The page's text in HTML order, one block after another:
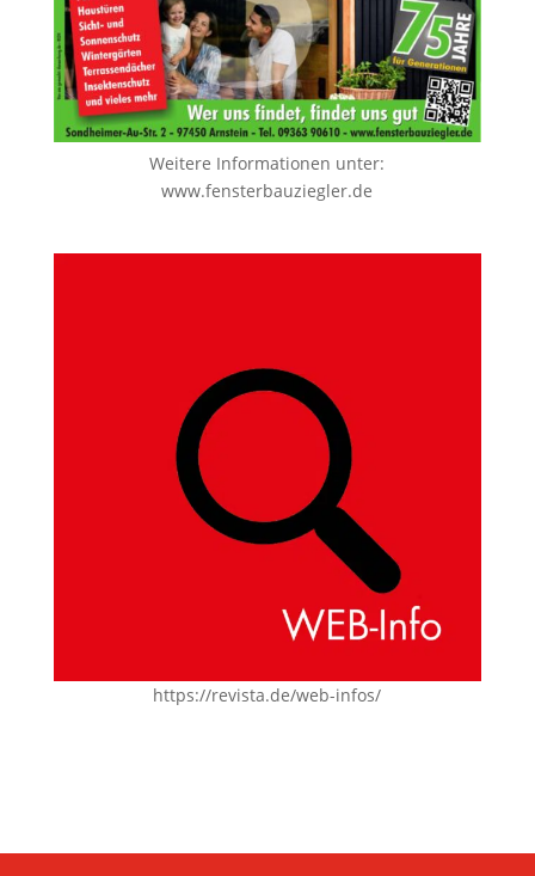
Weitere Informationen unter:
www.fensterbauziegler.de
https://revista.de/web-infos/